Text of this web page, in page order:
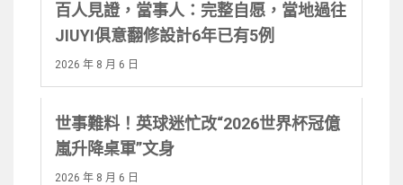
百人見證，當事人：完整自愿，當地過往
JIUYI俱意翻修設計6年已有5例
2026 年 8 月 6 日
世事難料！英球迷忙改“2026世界杯冠億
嵐升降桌軍”文身
2026 年 8 月 6 日